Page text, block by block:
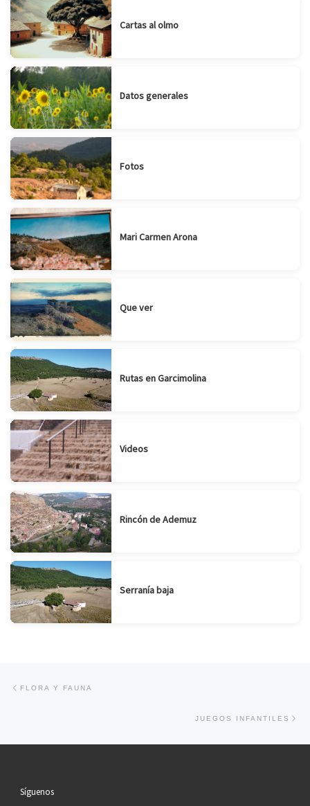
Cartas al olmo
Datos generales
Fotos
Mari Carmen Arona
Que ver
Rutas en Garcimolina
Videos
Rincón de Ademuz
Serranía baja
Navegación de entradas
FLORA Y FAUNA
JUEGOS INFANTILES
Síguenos